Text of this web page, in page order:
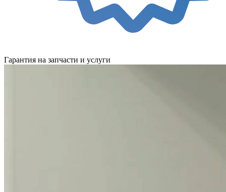
Гарантия на запчасти и услуги